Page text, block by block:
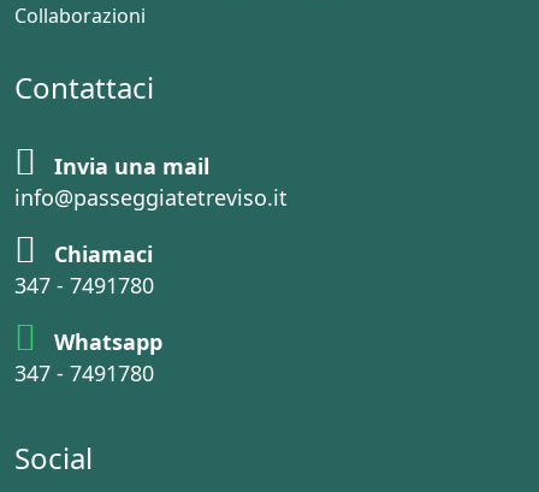
Collaborazioni
Contattaci
Invia una mail
info@passeggiatetreviso.it
Chiamaci
347 - 7491780
Whatsapp
347 - 7491780
Social